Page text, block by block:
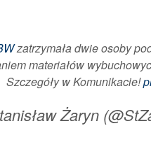
zatrzymała dwie osoby
materiałów
Szczegóły w Komunikacie!
Żaryn